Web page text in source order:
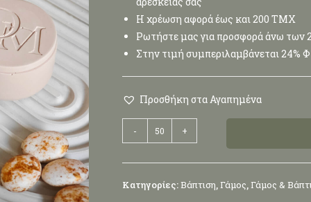
Η χρέωση αφορά έως και 200 ΤΜΧ
Ρωτήστε μας για προσφορά άνω
Στην τιμή συμπεριλαμβάνεται 24%
Προσθήκη στα Αγαπημένα
- +
Κατηγορίες:Βάπτιση,Γάμος,Γάμος &